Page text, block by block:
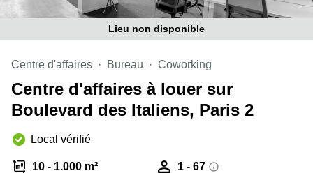
Lieu non disponible
Centre d'affaires Bureau Coworking
Centre d'affaires à louer sur
Boulevard des Italiens, Paris 2
Local vérifié
10 - 1.000 m² 1 - 67